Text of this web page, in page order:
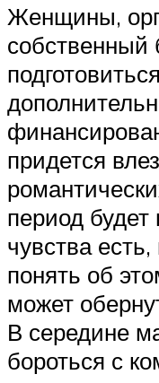
Женщины,
собственный
придется
период
чувства
понять об
может
В середине
бороться с